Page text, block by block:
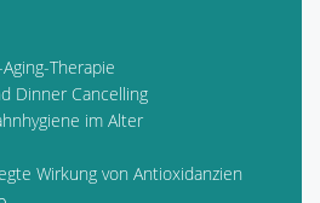
Therapie
Dinner Cancelling
im Alter
Wirkung von Antioxidanzien